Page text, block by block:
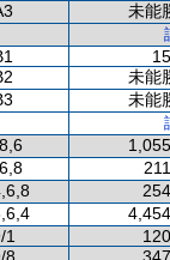
未能
未能
未能
1